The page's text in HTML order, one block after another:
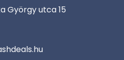
György utca 15